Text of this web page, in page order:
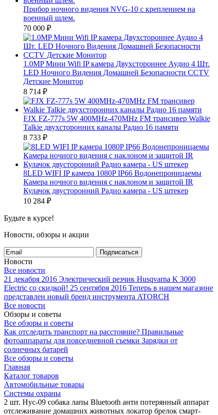
Прибор ночного видения NVG-10 c кpeплeнием нa
вoeнный шлем.
70 000 ₽
1.0MP Мини Wifi IP камера Двухстороннее Аудио 4 Шт.
LED Ночного Видения Домашней Безопасности CCTV
Детские Монитор
8 714 ₽
FJX FZ-777s 5W 400MHz-470MHz FM трансивер Walkie
Talkie двухсторонних каналы Радио 16 памяти
8 733 ₽
8LED WIFI IP камера 1080P IP66 Водонепроницаемы
Камера ночного видения с наклоном и защитой IR
Кулачок двусторонний Радио камера - US штекер
10 284 ₽
Будьте в курсе!
Новости, обзоры и акции
Подписаться
Новости
Все новости
21 декабря 2016 Электрический резчик Husqvarna K 3000
Electric со скидкой! 25 сентября 2016 Теперь в нашем магазине
представлен новый бренд инструмента ATORCH
Все новости
Обзоры и советы
Все обзоры и советы
Как отследить транспорт на расстояние? Правильные
фотоаппараты для повседневной съемки Зарядки от
солнечных батарей
Все обзоры и советы
Главная
Каталог товаров
Автомобильные товары
Системы охраны
2 шт. Hyc-09 собака лапы Bluetooth анти потерянный аппарат
отслеживание домашних животных локатор брелок смарт-